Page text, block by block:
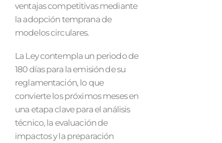
ventajas competitivas mediante
la adopción temprana de
modelos circulares.
La Ley contempla un periodo de
180 días para la emisión de su
reglamentación, lo que
convierte los próximos meses en
una etapa clave para el análisis
técnico, la evaluación de
impactos y la preparación